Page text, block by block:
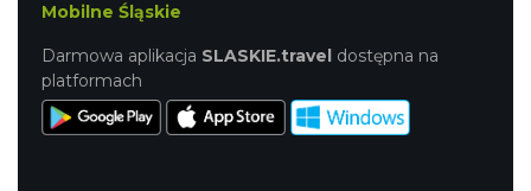
Mobilne Śląskie
Darmowa aplikacja SLASKIE.travel dostępna na
platformach